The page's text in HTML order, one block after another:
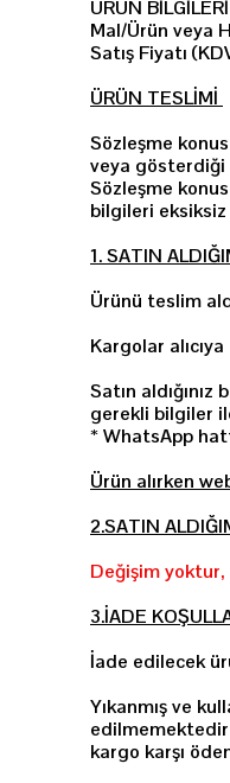
ÜRÜN
Mal/Ürün veya
Satış Fiyatı
ÜRÜN TESLİMİ
Sözleşme
veya gösterdiği
Sözleşme
bilgileri eksiksiz
1. SATIN
Ürünü teslim
Kargolar
Satın
gerekli bilgiler
*WhatsApp
Ürün alırken
2.SATIN
Değişim yoktur,
3.İADE
İade edilecek
Yıkanmış ve
kargo karşı